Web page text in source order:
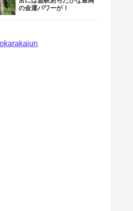
の金運パワーが！